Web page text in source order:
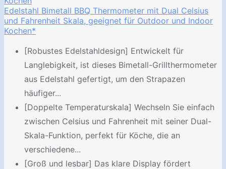
Edelstahl Bimetall BBQ Thermometer mit Dual Celsius
und Fahrenheit Skala, geeignet für Outdoor und Indoor
Kochen*
[Robustes Edelstahldesign] Entwickelt für
Langlebigkeit, ist dieses Bimetall-Grillthermometer
aus Edelstahl gefertigt, um den Strapazen
häufiger...
[Doppelte Temperaturskala] Wechseln Sie einfach
zwischen Celsius und Fahrenheit mit seiner Dual-
Skala-Funktion, perfekt für Köche, die an
verschiedene...
[Groß und lesbar] Das klare Display fördert